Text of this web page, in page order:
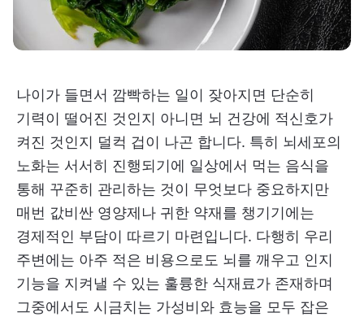
나이가 들면서 깜빡하는 일이 잦아지면 단순히
기력이 떨어진 것인지 아니면 뇌 건강에 적신호가
켜진 것인지 덜컥 겁이 나곤 합니다. 특히 뇌세포의
노화는 서서히 진행되기에 일상에서 먹는 음식을
통해 꾸준히 관리하는 것이 무엇보다 중요하지만
매번 값비싼 영양제나 귀한 약재를 챙기기에는
경제적인 부담이 따르기 마련입니다. 다행히 우리
주변에는 아주 적은 비용으로도 뇌를 깨우고 인지
기능을 지켜낼 수 있는 훌륭한 식재료가 존재하며
그중에서도 시금치는 가성비와 효능을 모두 잡은